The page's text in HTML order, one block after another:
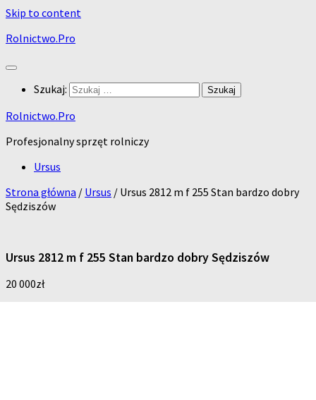
Skip to content
Rolnictwo.Pro
Szukaj:
Rolnictwo.Pro
Profesjonalny sprzęt rolniczy
Ursus
Strona główna / Ursus / Ursus 2812 m f 255 Stan bardzo dobry
Sędziszów
Ursus 2812 m f 255 Stan bardzo dobry Sędziszów
20 000zł